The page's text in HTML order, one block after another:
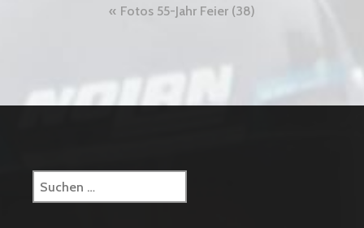
Beitragsnavigation
Fotos 55-Jahr Feier (38)
Suchen
nach: